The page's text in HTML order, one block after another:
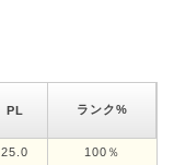
PL
ランク%
25.0 100％